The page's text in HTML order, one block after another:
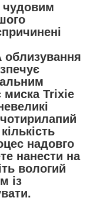
чудовим
облизування
миска Trixie
надовго
нанести на
вологий
із